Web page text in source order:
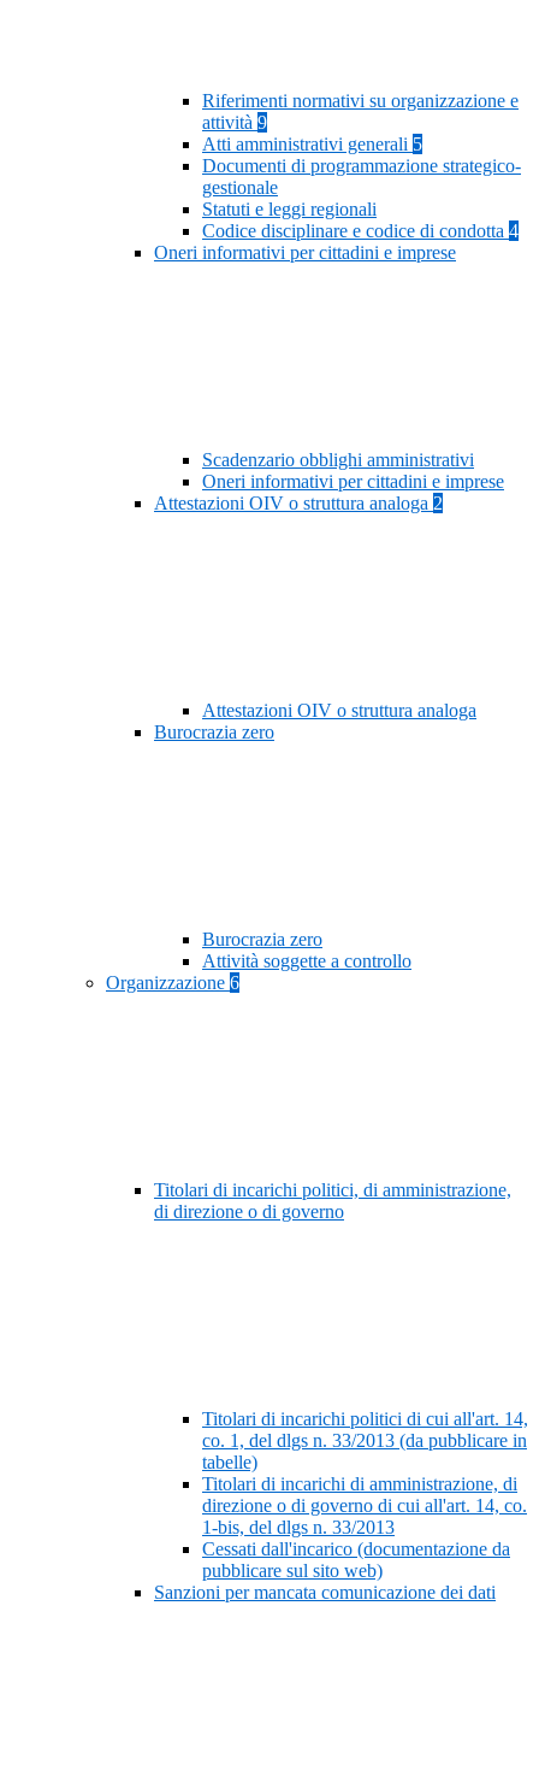
Riferimenti normativi su organizzazione e
attività 9
Atti amministrativi generali 5
Documenti di programmazione strategico-
gestionale
Statuti e leggi regionali
Codice disciplinare e codice di condotta 4
Oneri informativi per cittadini e imprese
Scadenzario obblighi amministrativi
Oneri informativi per cittadini e imprese
Attestazioni OIV o struttura analoga 2
Attestazioni OIV o struttura analoga
Burocrazia zero
Burocrazia zero
Attività soggette a controllo
Organizzazione 6
Titolari di incarichi politici, di amministrazione,
di direzione o di governo
Titolari di incarichi politici di cui all'art. 14,
co. 1, del dlgs n. 33/2013 (da pubblicare in
tabelle)
Titolari di incarichi di amministrazione, di
direzione o di governo di cui all'art. 14, co.
1-bis, del dlgs n. 33/2013
Cessati dall'incarico (documentazione da
pubblicare sul sito web)
Sanzioni per mancata comunicazione dei dati